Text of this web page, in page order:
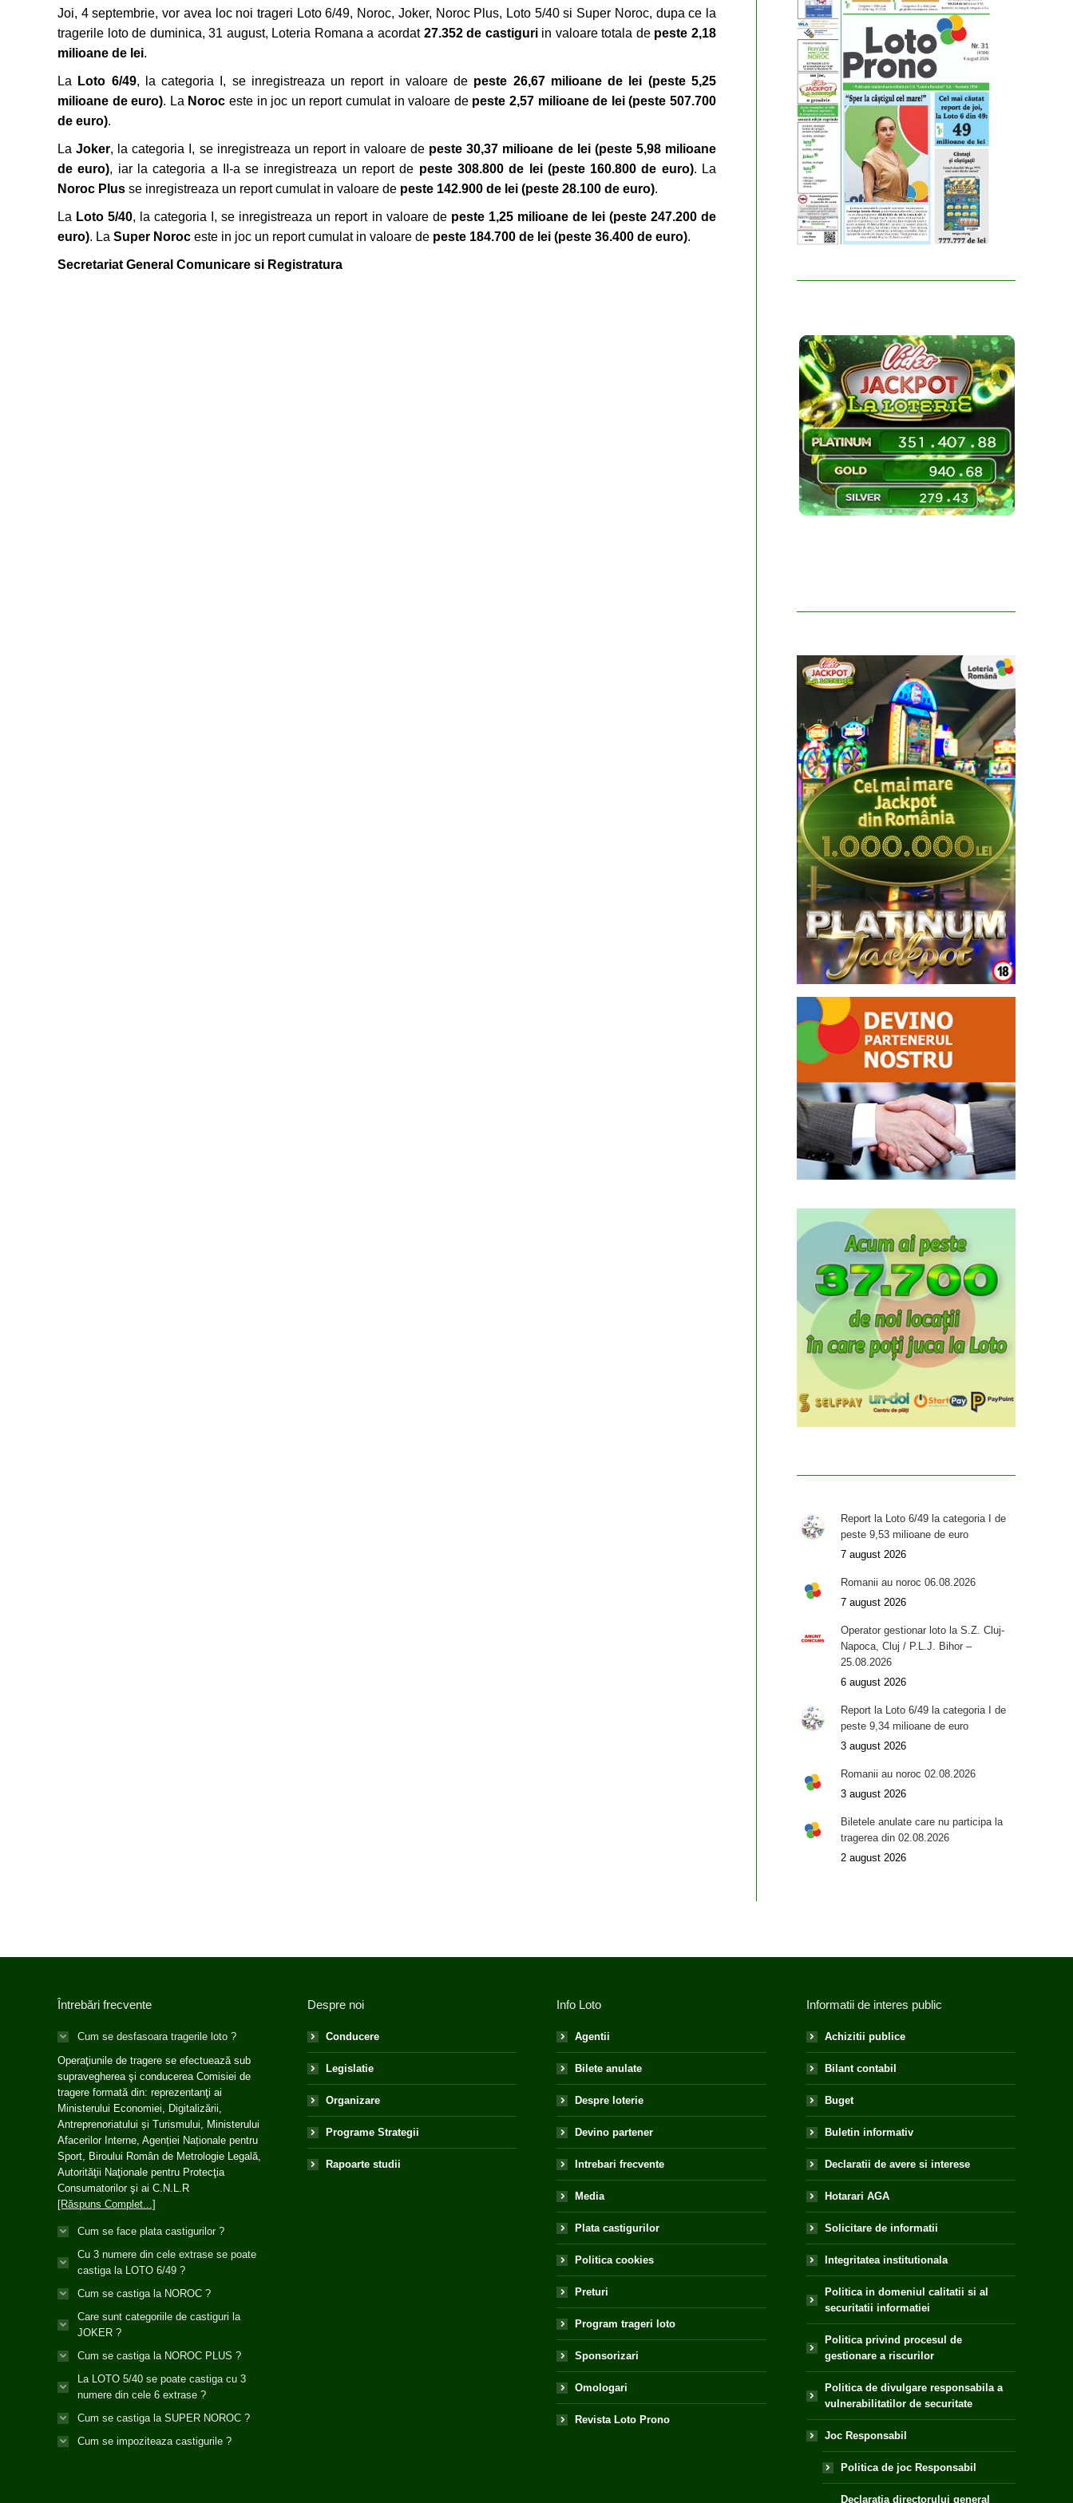
Joi, 4 septembrie, vor avea loc noi trageri Loto 6/49, Noroc, Joker, Noroc Plus, Loto 5/40 si Super Noroc, dupa ce la
tragerile loto de duminica, 31 august, Loteria Romana a acordat27.352 de castiguriin valoare totala de peste 2,18
milioane de lei.
La Loto 6/49, la categoria I, se inregistreaza un report in valoare de peste 26,67 milioane de lei (peste 5,25
milioane de euro). La Noroceste in joc un report cumulat in valoare de peste 2,57 milioane de lei (peste 507.700
de euro).
LaJoker, la categoria I, se inregistreaza un report in valoare de peste 30,37 milioane de lei (peste 5,98 milioane
de euro), iar la categoria a II-a se inregistreaza un report de peste 308.800 de lei (peste 160.800 de euro). La
Noroc Plus se inregistreaza un report cumulat in valoare de peste 142.900 de lei (peste 28.100 de euro).
La Loto 5/40, la categoria I, se inregistreaza un report in valoare de peste 1,25 milioane de lei (peste 247.200 de
euro). La Super Noroc este in joc un report cumulat in valoare de peste 184.700 de lei (peste 36.400 de euro).
Secretariat General Comunicare si Registratura
Report la Loto 6/49 la categoria I de
peste 9,53 milioane de euro
7 august 2026
Romanii au noroc 06.08.2026
7 august 2026
Operator gestionar loto la S.Z. Cluj-
Napoca, Cluj / P.L.J. Bihor –
25.08.2026
6 august 2026
Report la Loto 6/49 la categoria I de
peste 9,34 milioane de euro
3 august 2026
Romanii au noroc 02.08.2026
3 august 2026
Biletele anulate care nu participa la
tragerea din 02.08.2026
2 august 2026
Întrebări frecvente
Cum se desfasoara tragerile loto ?
Operaţiunile de tragere se efectuează sub
supravegherea şi conducerea Comisiei de
tragere formată din: reprezentanţi ai
Ministerului Economiei, Digitalizării,
Antreprenoriatului și Turismului, Ministerului
Afacerilor Interne, Agenției Naționale pentru
Sport, Biroului Român de Metrologie Legală,
Autorităţii Naţionale pentru Protecţia
Consumatorilor şi ai C.N.L.R
[Răspuns Complet...]
Cum se face plata castigurilor ?
Cu 3 numere din cele extrase se poate
castiga la LOTO 6/49 ?
Cum se castiga la NOROC ?
Care sunt categoriile de castiguri la
JOKER ?
Cum se castiga la NOROC PLUS ?
La LOTO 5/40 se poate castiga cu 3
numere din cele 6 extrase ?
Cum se castiga la SUPER NOROC ?
Cum se impoziteaza castigurile ?
Despre noi
Conducere
Legislatie
Organizare
Programe Strategii
Rapoarte studii
Info Loto
Agentii
Bilete anulate
Despre loterie
Devino partener
Intrebari frecvente
Media
Plata castigurilor
Politica cookies
Preturi
Program trageri loto
Sponsorizari
Omologari
Revista Loto Prono
Informatii de interes public
Achizitii publice
Bilant contabil
Buget
Buletin informativ
Declaratii de avere si interese
Hotarari AGA
Solicitare de informatii
Integritatea institutionala
Politica in domeniul calitatii si al
securitatii informatiei
Politica privind procesul de
gestionare a riscurilor
Politica de divulgare responsabila a
vulnerabilitatilor de securitate
Joc Responsabil
Politica de joc Responsabil
Declaratia directorului general